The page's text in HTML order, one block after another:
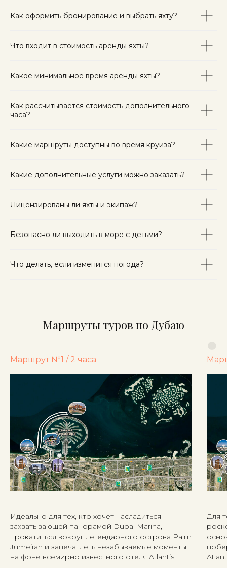
Как оформить бронирование и выбрать яхту?
Что входит в стоимость аренды яхты?
Какое минимальное время аренды яхты?
Как рассчитывается стоимость дополнительного
часа?
Какие маршруты доступны во время круиза?
Какие дополнительные услуги можно заказать?
Лицензированы ли яхты и экипаж?
Безопасно ли выходить в море с детьми?
Что делать, если изменится погода?
Маршруты туров по Дубаю
Маршрут №1 / 2 часа
Идеально для тех, кто хочет насладиться
захватывающей панорамой Dubai Marina,
прокатиться вокруг легендарного острова Palm
Jumeirah и запечатлеть незабываемые моменты
на фоне всемирно известного отеля Atlantis.
Для